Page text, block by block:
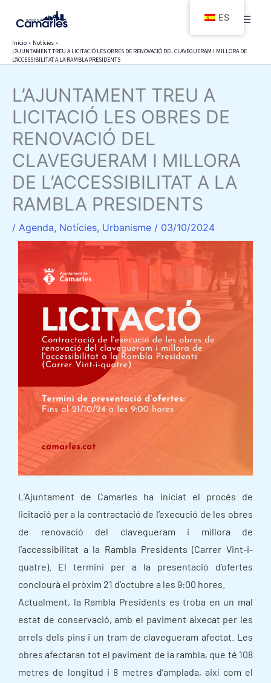
contenido
Inicio
Notícies
L’AJUNTAMENT TREU A LICITACIÓ LES OBRES DE RENOVACIÓ DEL CLAVEGUERAM I MILLORA DE
L’ACCESSIBILITAT A LA RAMBLA PRESIDENTS
L’AJUNTAMENT TREU A
LICITACIÓ LES OBRES DE
RENOVACIÓ DEL
CLAVEGUERAM I MILLORA
DE L’ACCESSIBILITAT A LA
RAMBLA PRESIDENTS
/ Agenda, Notícies, Urbanisme / 03/10/2024
L’Ajuntament de Camarles ha iniciat el procés de
licitació per a la contractació de l’execució de les obres
de renovació del clavegueram i millora de
l’accessibilitat a la Rambla Presidents (Carrer Vint-i-
quatre). El termini per a la presentació d’ofertes
conclourà el pròxim 21 d’octubre a les 9:00 hores.
Actualment, la Rambla Presidents es troba en un mal
estat de conservació, amb el paviment aixecat per les
arrels dels pins i un tram de clavegueram afectat. Les
obres afectaran tot el paviment de la rambla, que té 108
metres de longitud i 8 metres d’amplada, així com el
ES